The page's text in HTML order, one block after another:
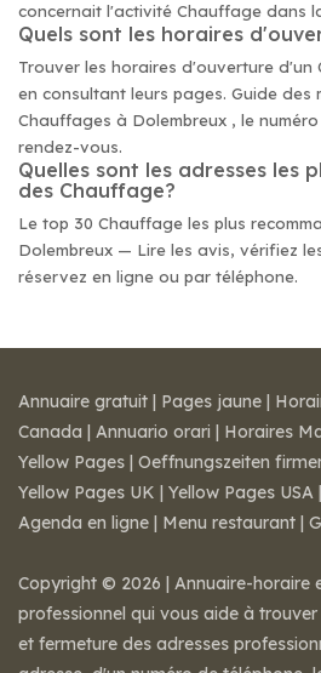
concernait l'activité Chauffage dans
Quels sont les horaires
Trouver les horaires d'ouverture
en consultant leurs pages. Guide des
Chauffages à Dolembreux , le
rendez-vous.
Quelles sont les adresses les
des Chauffage?
Le top 30 Chauffage les plus
Dolembreux — Lire les avis, vérifiez
réservez en ligne ou par téléphone.
Annuaire gratuit | Pages jaune |
Canada | Annuario orari | Horaires
Yellow Pages | Oeffnungszeiten
Yellow Pages UK | Yellow Pages USA |
Agenda en ligne | Menu restaurant |
Copyright © 2026 | Annuaire-horaire
professionnel qui vous aide à trouver
et fermeture des adresses